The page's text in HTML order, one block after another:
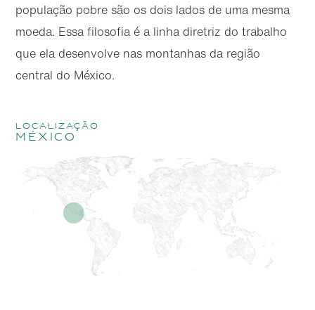
população pobre são os dois lados de uma mesma
moeda. Essa filosofia é a linha diretriz do trabalho
que ela desenvolve nas montanhas da região
central do México.
localização
México